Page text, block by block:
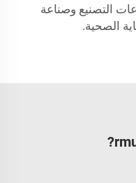
التصنيع وصناعة
الصحية.